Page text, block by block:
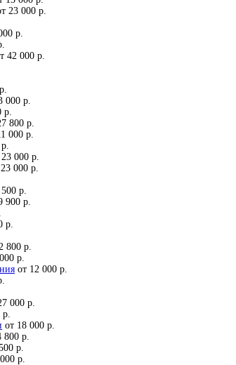
23 000 р.
р.
42 000 р.
000 р.
р.
800 р.
000 р.
23 000 р.
000 р.
р.
900 р.
р.
800 р.
р.
от 12 000 р.
000 р.
р.
от 18 000 р.
800 р.
р.
р.